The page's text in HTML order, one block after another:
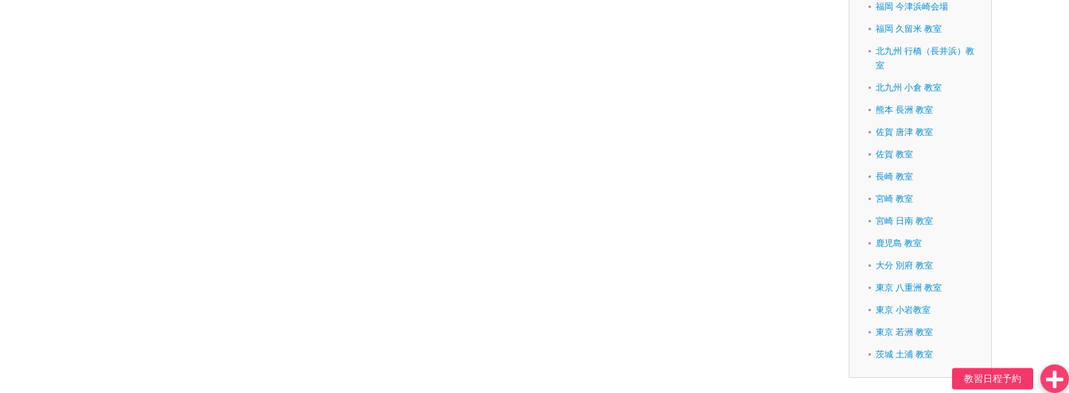
福岡 今津浜崎会場
福岡 久留米 教室
北九州 行橋（長井浜）教
室
北九州 小倉 教室
熊本 長洲 教室
佐賀 唐津 教室
佐賀 教室
長崎 教室
宮崎 教室
宮崎 日南 教室
鹿児島 教室
大分 別府 教室
東京 八重洲 教室
東京 小岩教室
東京 若洲 教室
茨城 土浦 教室